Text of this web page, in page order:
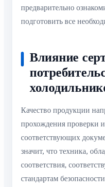
предварительно
подготовить все
Влияние
Качество продукции
прохождения проверки
соответствующих
значит, что техника,
соответствия,
стандартам